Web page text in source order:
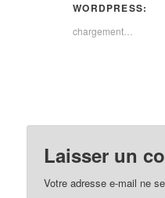
WORDPRESS:
chargement…
Laisser un
Votre adresse e-mail ne